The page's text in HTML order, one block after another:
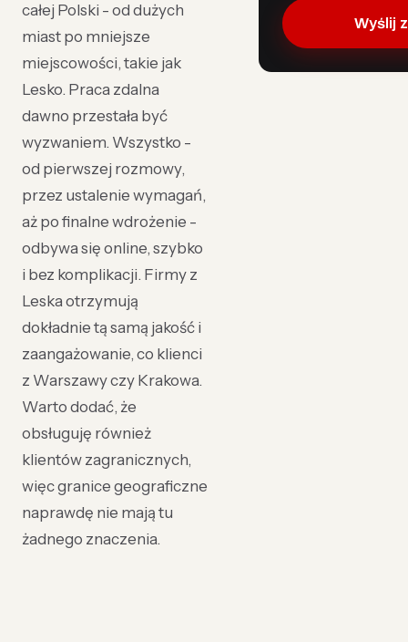
całej Polski - od dużych
miast po mniejsze
miejscowości, takie jak
Lesko. Praca zdalna
dawno przestała być
wyzwaniem. Wszystko -
od pierwszej rozmowy,
przez ustalenie wymagań,
aż po finalne wdrożenie -
odbywa się online, szybko
i bez komplikacji. Firmy z
Leska otrzymują
dokładnie tą samą jakość i
zaangażowanie, co klienci
z Warszawy czy Krakowa.
Warto dodać, że
obsługuję również
klientów zagranicznych,
więc granice geograficzne
naprawdę nie mają tu
żadnego znaczenia.
Wyślij